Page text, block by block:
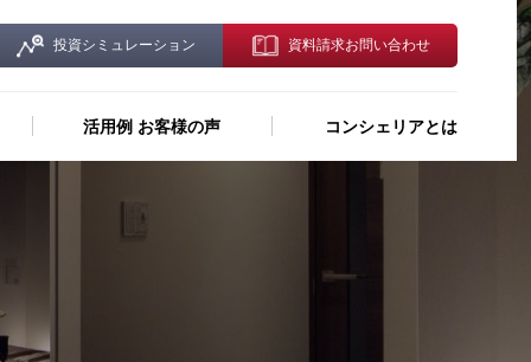
投資シミュレーション 資料請求お問い合わせ
活用例 お客様の声 コンシェリアとは